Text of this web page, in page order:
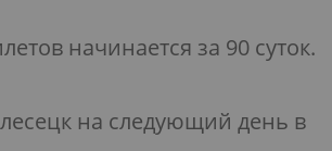
начинается за 90 суток.
на следующий день в